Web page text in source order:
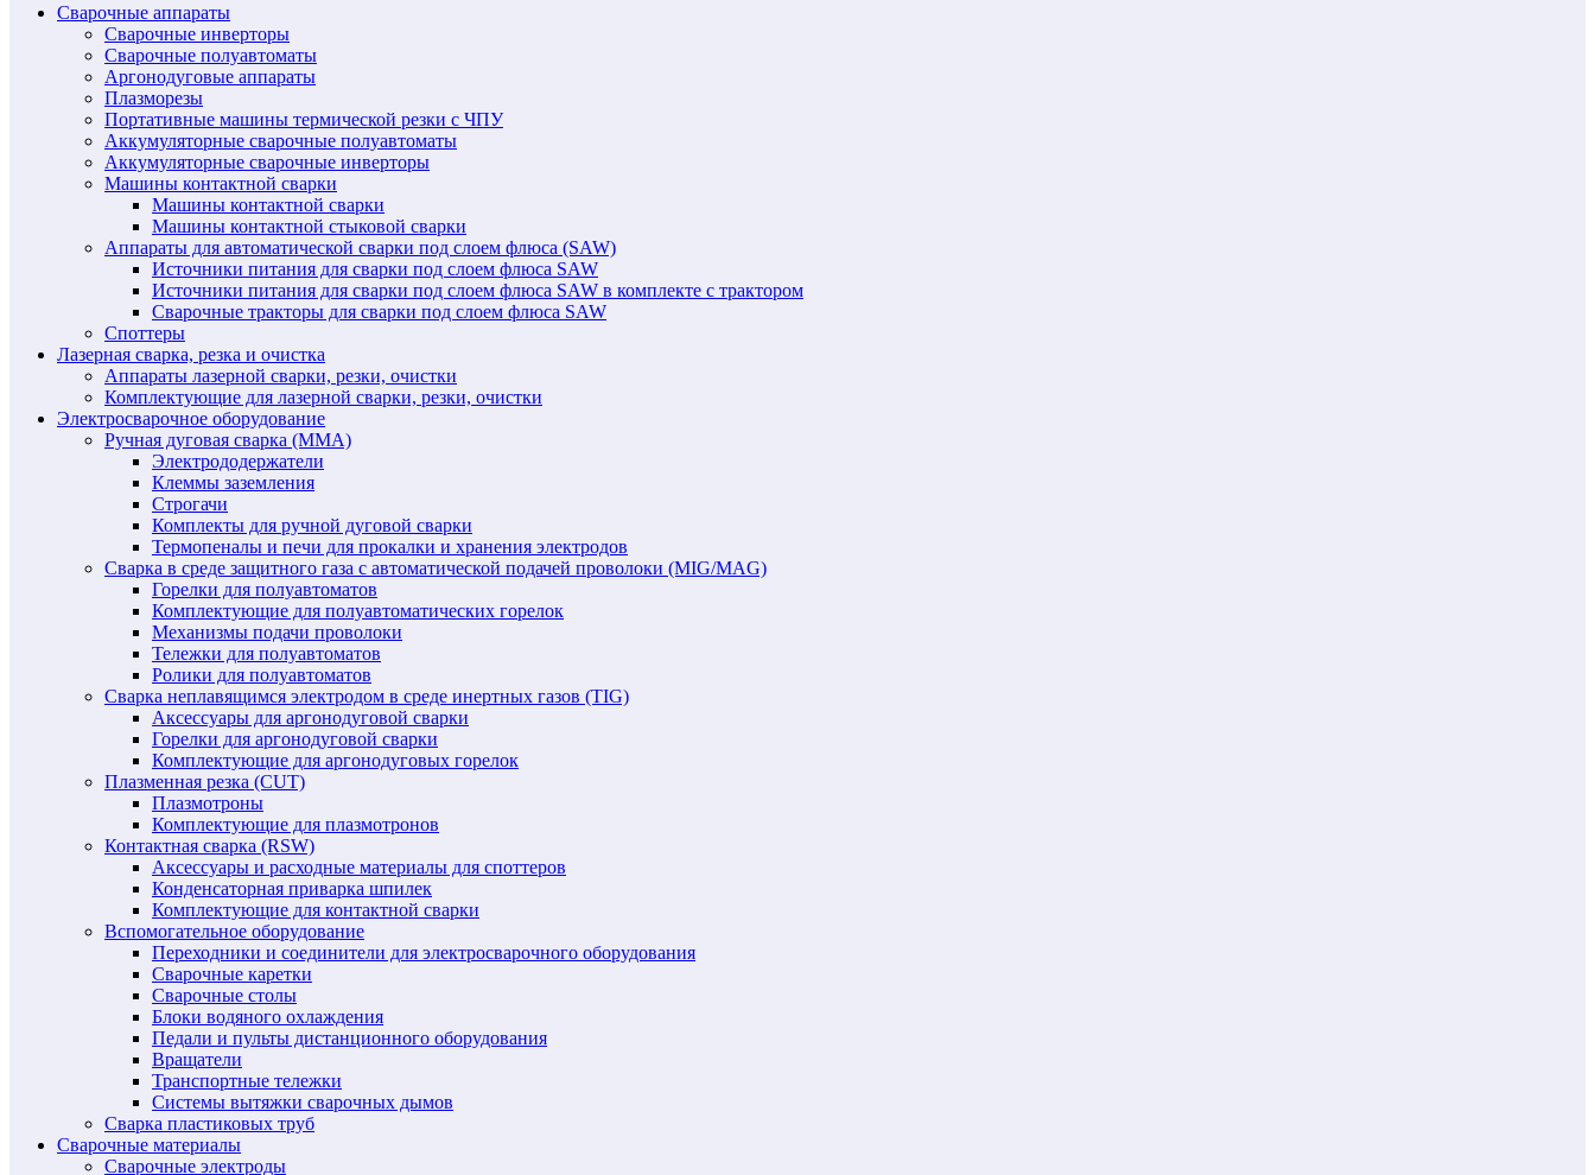
Сварочные аппараты
Сварочные инверторы
Сварочные полуавтоматы
Аргонодуговые аппараты
Плазморезы
Портативные машины термической резки с ЧПУ
Аккумуляторные сварочные полуавтоматы
Аккумуляторные сварочные инверторы
Машины контактной сварки
Машины контактной сварки
Машины контактной стыковой сварки
Аппараты для автоматической сварки под слоем флюса (SAW)
Источники питания для сварки под слоем флюса SAW
Источники питания для сварки под слоем флюса SAW в комплекте с трактором
Сварочные тракторы для сварки под слоем флюса SAW
Споттеры
Лазерная сварка, резка и очистка
Аппараты лазерной сварки, резки, очистки
Комплектующие для лазерной сварки, резки, очистки
Электросварочное оборудование
Ручная дуговая сварка (MMA)
Электрододержатели
Клеммы заземления
Строгачи
Комплекты для ручной дуговой сварки
Термопеналы и печи для прокалки и хранения электродов
Сварка в среде защитного газа с автоматической подачей проволоки (MIG/MAG)
Горелки для полуавтоматов
Комплектующие для полуавтоматических горелок
Механизмы подачи проволоки
Тележки для полуавтоматов
Ролики для полуавтоматов
Сварка неплавящимся электродом в среде инертных газов (TIG)
Аксессуары для аргонодуговой сварки
Горелки для аргонодуговой сварки
Комплектующие для аргонодуговых горелок
Плазменная резка (CUT)
Плазмотроны
Комплектующие для плазмотронов
Контактная сварка (RSW)
Аксессуары и расходные материалы для споттеров
Конденсаторная приварка шпилек
Комплектующие для контактной сварки
Вспомогательное оборудование
Переходники и соединители для электросварочного оборудования
Сварочные каретки
Сварочные столы
Блоки водяного охлаждения
Педали и пульты дистанционного оборудования
Вращатели
Транспортные тележки
Системы вытяжки сварочных дымов
Сварка пластиковых труб
Сварочные материалы
Сварочные электроды